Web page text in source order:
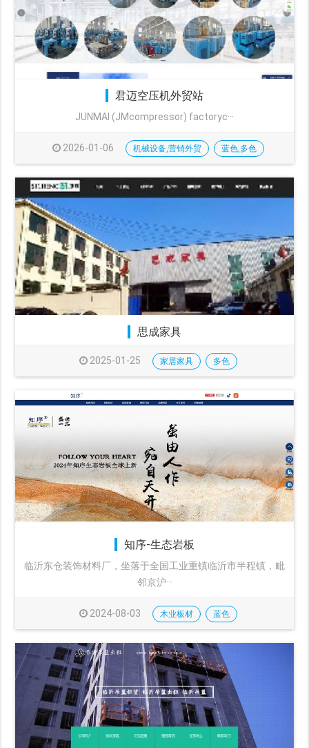
君迈空压机外贸站
JUNMAI (JMcompressor) factoryc···
2026-01-06 机械设备,营销外贸 蓝色,多色
思成家具
2025-01-25 家居家具 多色
知序-生态岩板
临沂东仓装饰材料厂，坐落于全国工业重镇临沂市半程镇，毗
邻京沪···
2024-08-03 木业板材 蓝色